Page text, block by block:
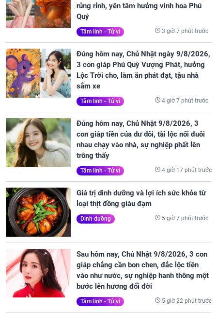
rủng rỉnh, yên tâm hưởng vinh hoa Phú
Quý
Tâm linh - Tử vi 3 giờ 7 phút trước
Đúng hôm nay, Chủ Nhật ngày 9/8/2026,
3 con giáp Phú Quý Vượng Phát, hưởng
Lộc Trời cho, làm ăn phát đạt, tậu nhà
sắm xe
Tâm linh - Tử vi 4 giờ 7 phút trước
Đúng hôm nay, Chủ Nhật 9/8/2026, 3
con giáp tiền của dư dôi, tài lộc nối đuôi
nhau chạy vào nhà, sự nghiệp phất lên
trông thấy
Tâm linh - Tử vi 4 giờ 17 phút trước
Giá trị dinh dưỡng và lợi ích sức khỏe từ
loại thịt đồng giàu đạm
Dinh dưỡng 5 giờ 7 phút trước
Sau hôm nay, Chủ Nhật 9/8/2026, 3 con
giáp chẳng cần bon chen, đắc lộc tiền
vào như nước, sự nghiệp hanh thông một
bước lên hương đổi đời
Tâm linh - Tử vi 5 giờ 22 phút trước